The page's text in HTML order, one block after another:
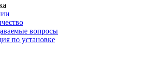
вопросы
по установке